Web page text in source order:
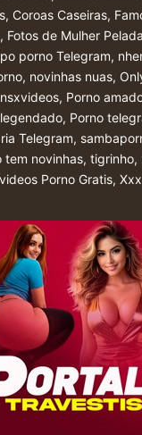
, Coroas Caseiras,
, Fotos de Mulher Pelada
porno Telegram,
, novinhas nuas,
, Porno
, Porno
Telegram,
tem novinhas, tigrinho,
Porno Gratis,